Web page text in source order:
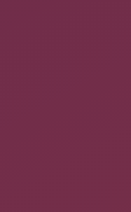
modules PHP les plus
wordpress.conf
dans lequel nous